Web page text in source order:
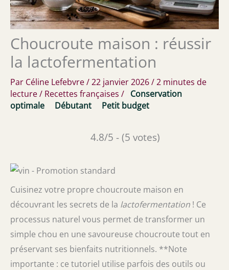
Choucroute maison : réussir
la lactofermentation
Par Céline Lefebvre/22 janvier 2026/2 minutes de
lecture/ Recettes françaises / Conservation
optimale
Débutant Petit budget
4.8/5 - (5 votes)
Cuisinez votre propre choucroute maison en
découvrant les secrets de la lactofermentation ! Ce
processus naturel vous permet de transformer un
simple chou en une savoureuse choucroute tout en
préservant ses bienfaits nutritionnels. **Note
importante : ce tutoriel utilise parfois des outils ou